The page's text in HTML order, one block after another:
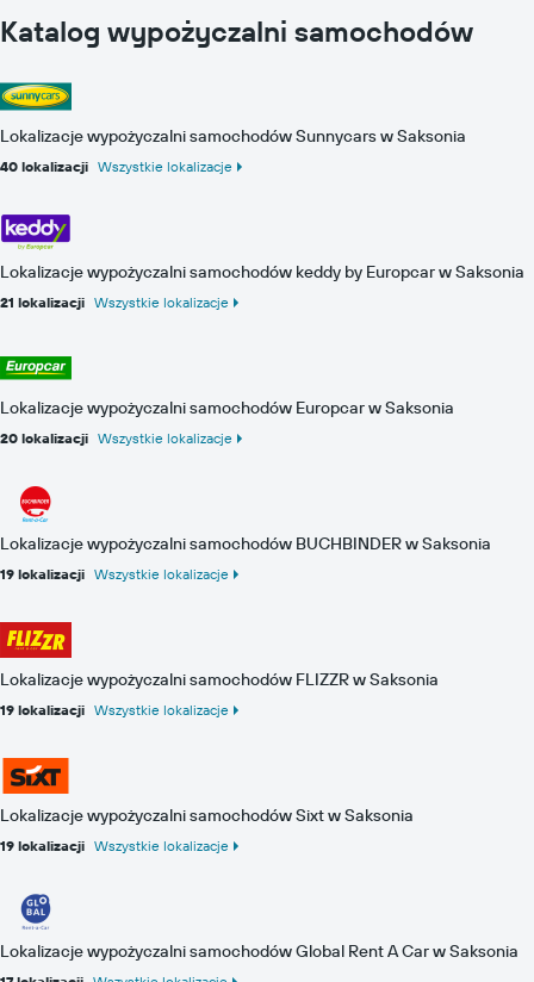
Katalog wypożyczalni samochodów
Lokalizacje wypożyczalni samochodów Sunnycars w Saksonia
40 lokalizacji Wszystkie lokalizacje
Lokalizacje wypożyczalni samochodów keddy by Europcar w Saksonia
21 lokalizacji Wszystkie lokalizacje
Lokalizacje wypożyczalni samochodów Europcar w Saksonia
20 lokalizacji Wszystkie lokalizacje
Lokalizacje wypożyczalni samochodów BUCHBINDER w Saksonia
19 lokalizacji Wszystkie lokalizacje
Lokalizacje wypożyczalni samochodów FLIZZR w Saksonia
19 lokalizacji Wszystkie lokalizacje
Lokalizacje wypożyczalni samochodów Sixt w Saksonia
19 lokalizacji Wszystkie lokalizacje
Lokalizacje wypożyczalni samochodów Global Rent A Car w Saksonia